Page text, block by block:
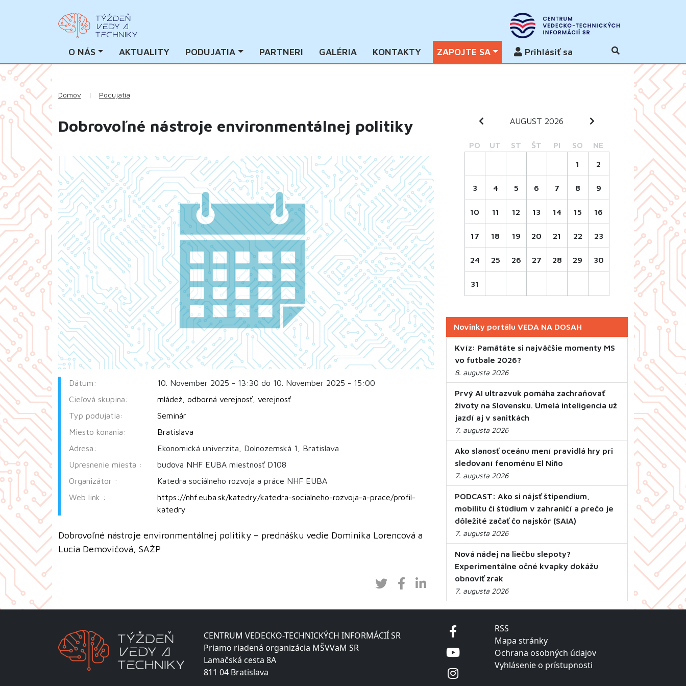
O NÁS AKTUALITY PODUJATIA PARTNERI GALÉRIA KONTAKTY ZAPOJTE SA Prihlásiť sa
Domov | Podujatia
Dobrovoľné nástroje environmentálnej politiky
Dátum:
10. November 2025 - 13:30 do 10. November 2025 - 15:00
Cieľová skupina:
mládež, odborná verejnosť, verejnosť
Typ podujatia:
Seminár
Miesto konania:
Bratislava
Adresa:
Ekonomická univerzita, Dolnozemská 1, Bratislava
Upresnenie miesta :
budova NHF EUBA miestnosť D108
Organizátor :
Katedra sociálneho rozvoja a práce NHF EUBA
Web link :
https://nhf.euba.sk/katedry/katedra-socialneho-rozvoja-a-prace/profil-
katedry
Dobrovoľné nástroje environmentálnej politiky – prednášku vedie Dominika Lorencová a
Lucia Demovičová, SAŽP
AUGUST 2026
PO UT ST ŠT PI SO NE
1 2
3 4 5 6 7 8 9
10 11 12 13 14 15 16
17 18 19 20 21 22 23
24 25 26 27 28 29 30
31
Novinky portálu VEDA NA DOSAH
Kvíz: Pamätáte si najväčšie momenty MS
vo futbale 2026?
8. augusta 2026
Prvý AI ultrazvuk pomáha zachraňovať
životy na Slovensku. Umelá inteligencia už
jazdí aj v sanitkách
7. augusta 2026
Ako slanosť oceánu mení pravidlá hry pri
sledovaní fenoménu El Niño
7. augusta 2026
PODCAST: Ako si nájsť štipendium,
mobilitu či štúdium v zahraničí a prečo je
dôležité začať čo najskôr (SAIA)
7. augusta 2026
Nová nádej na liečbu slepoty?
Experimentálne očné kvapky dokážu
obnoviť zrak
7. augusta 2026
CENTRUM VEDECKO-TECHNICKÝCH INFORMÁCIÍ SR
Priamo riadená organizácia MŠVVaM SR
Lamačská cesta 8A
811 04 Bratislava
RSS
Mapa stránky
Ochrana osobných údajov
Vyhlásenie o prístupnosti